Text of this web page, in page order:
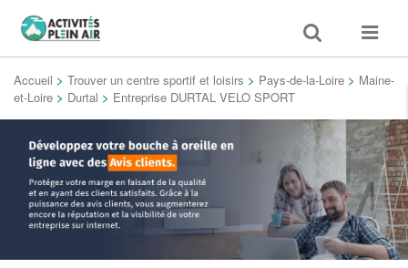
Toggle
search
Toggle
Accueil > Trouver un centre sportif et loisirs > Pays-de-la-Loire > Maine-
et-Loire > Durtal > Entreprise DURTAL VELO SPORT